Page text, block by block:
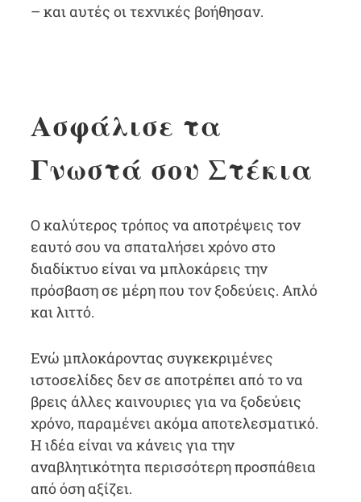
– και αυτές οι τεχνικές βοήθησαν.
Ασφάλισε τα
Γνωστά σου Στέκια
Ο καλύτερος τρόπος να αποτρέψεις τον
εαυτό σου να σπαταλήσει χρόνο στο
διαδίκτυο είναι να μπλοκάρεις την
πρόσβαση σε μέρη που τον ξοδεύεις. Απλό
και λιττό.
Ενώ μπλοκάροντας συγκεκριμένες
ιστοσελίδες δεν σε αποτρέπει από το να
βρεις άλλες καινουριες για να ξοδεύεις
χρόνο, παραμένει ακόμα αποτελεσματικό.
Η ιδέα είναι να κάνεις για την
αναβλητικότητα περισσότερη προσπάθεια
από όση αξίζει.